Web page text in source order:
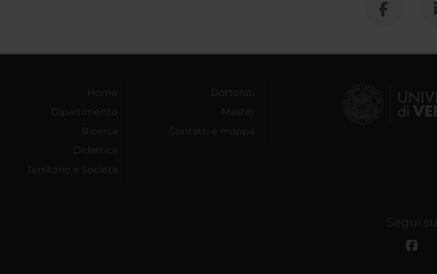
Home
Dipartimento
Ricerca
Didattica
Territorio e Società
Dottorati
Master
Contatti e mappa
Segui su